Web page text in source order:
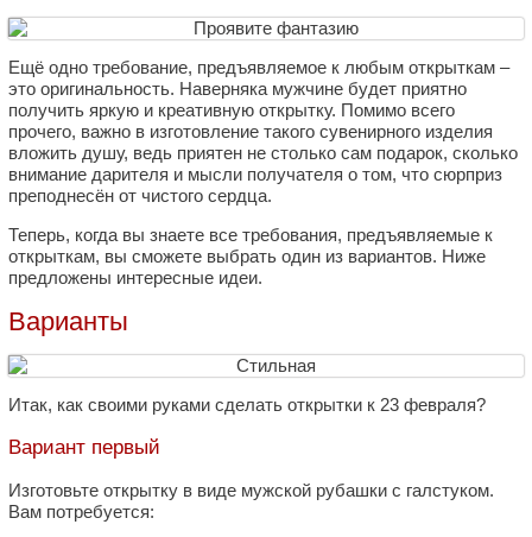
Ещё одно требование, предъявляемое к любым открыткам –
это оригинальность. Наверняка мужчине будет приятно
получить яркую и креативную открытку. Помимо всего
прочего, важно в изготовление такого сувенирного изделия
вложить душу, ведь приятен не столько сам подарок, сколько
внимание дарителя и мысли получателя о том, что сюрприз
преподнесён от чистого сердца.
Теперь, когда вы знаете все требования, предъявляемые к
открыткам, вы сможете выбрать один из вариантов. Ниже
предложены интересные идеи.
Варианты
Итак, как своими руками сделать открытки к 23 февраля?
Вариант первый
Изготовьте открытку в виде мужской рубашки с галстуком.
Вам потребуется: